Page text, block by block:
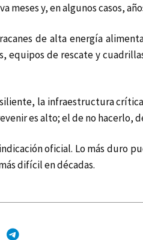
y, en algunos casos,
de alta energía
equipos de rescate y
la infraestructura
es alto; el de no hacerlo,
oficial. Lo más duro
difícil en décadas.